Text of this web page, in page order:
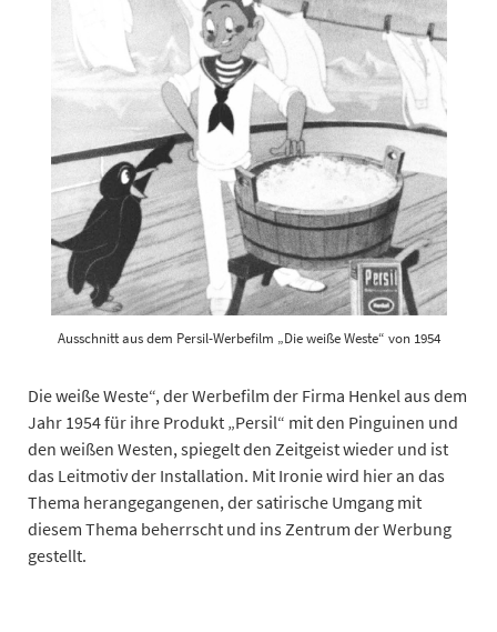
Ausschnitt aus dem Persil-Werbefilm „Die weiße Weste“ von 1954
Die weiße Weste“, der Werbefilm der Firma Henkel aus dem
Jahr 1954 für ihre Produkt „Persil“ mit den Pinguinen und
den weißen Westen, spiegelt den Zeitgeist wieder und ist
das Leitmotiv der Installation. Mit Ironie wird hier an das
Thema herangegangenen, der satirische Umgang mit
diesem Thema beherrscht und ins Zentrum der Werbung
gestellt.